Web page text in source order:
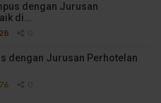
dengan Jurusan
di…
dengan Jurusan Perhotelan